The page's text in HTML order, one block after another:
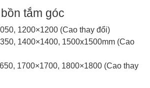
tắm góc
1200×1200 (Cao thay đổi)
1400×1400, 1500x1500mm (Cao
1700×1700, 1800×1800 (Cao thay